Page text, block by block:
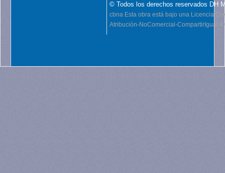
© Todos los derechos reservados DH
cbna Esta obra está bajo una Licencia
Atribución-NoComercial-CompartirIgual